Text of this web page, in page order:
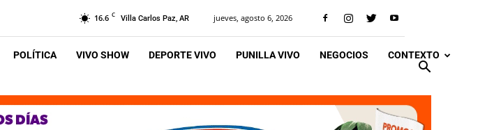
16.6 C Villa Carlos Paz, AR jueves, agosto 6, 2026
POLÍTICA VIVO SHOW DEPORTE VIVO PUNILLA VIVO NEGOCIOS CONTEXTO